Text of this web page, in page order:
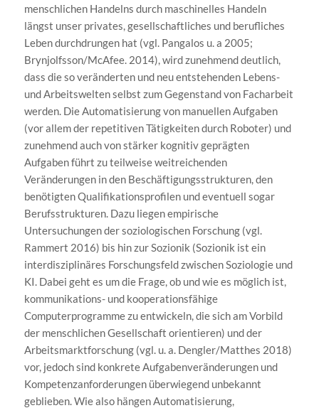
menschlichen Handelns durch maschinelles Handeln
längst unser privates, gesellschaftliches und berufliches
Leben durchdrungen hat (vgl. Pangalos u. a 2005;
Brynjolfsson/McAfee. 2014), wird zunehmend deutlich,
dass die so veränderten und neu entstehenden Lebens-
und Arbeitswelten selbst zum Gegenstand von Facharbeit
werden. Die Automatisierung von manuellen Aufgaben
(vor allem der repetitiven Tätigkeiten durch Roboter) und
zunehmend auch von stärker kognitiv geprägten
Aufgaben führt zu teilweise weitreichenden
Veränderungen in den Beschäftigungsstrukturen, den
benötigten Qualifikationsprofilen und eventuell sogar
Berufsstrukturen. Dazu liegen empirische
Untersuchungen der soziologischen Forschung (vgl.
Rammert 2016) bis hin zur Sozionik (Sozionik ist ein
interdisziplinäres Forschungsfeld zwischen Soziologie und
KI. Dabei geht es um die Frage, ob und wie es möglich ist,
kommunikations- und kooperationsfähige
Computerprogramme zu entwickeln, die sich am Vorbild
der menschlichen Gesellschaft orientieren) und der
Arbeitsmarktforschung (vgl. u. a. Dengler/Matthes 2018)
vor, jedoch sind konkrete Aufgabenveränderungen und
Kompetenzanforderungen überwiegend unbekannt
geblieben. Wie also hängen Automatisierung,